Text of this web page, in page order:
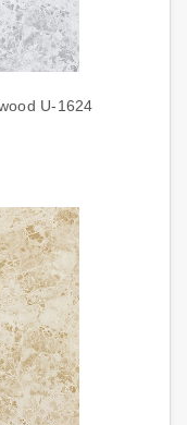
U-1624